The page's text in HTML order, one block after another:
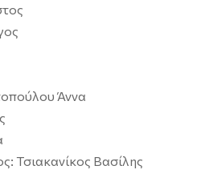
Άννα
Τσιακανίκος Βασίλης